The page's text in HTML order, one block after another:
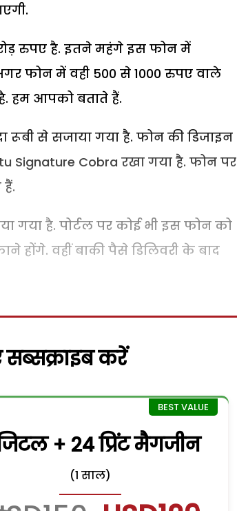
रुपए है. इतने महंगे इस फोन में
फोन में वही 500 से 1000 रुपए वाले
हम आपको बताते हैं.
से सजाया गया है. फोन की डिजाइन
Signature Cobra रखा गया है. फोन पर
गया है. पोर्टल पर कोई भी इस फोन को
होंगे. वहीं बाकी पैसे डिलिवरी के बाद
करें
+ 24 प्रिंट मैगजीन
(1 साल)